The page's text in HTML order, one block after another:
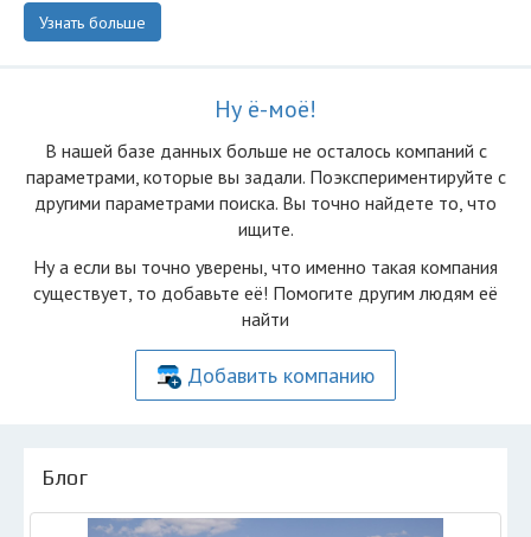
Узнать больше
Ну ё-моё!
В нашей базе данных больше не осталоcь компаний с
параметрами, которые вы задали. Поэкспериментируйте с
другими параметрами поиска. Вы точно найдете то, что
ищите.
Ну а если вы точно уверены, что именно такая компания
существует, то добавьте её! Помогите другим людям её
найти
Добавить компанию
Блог